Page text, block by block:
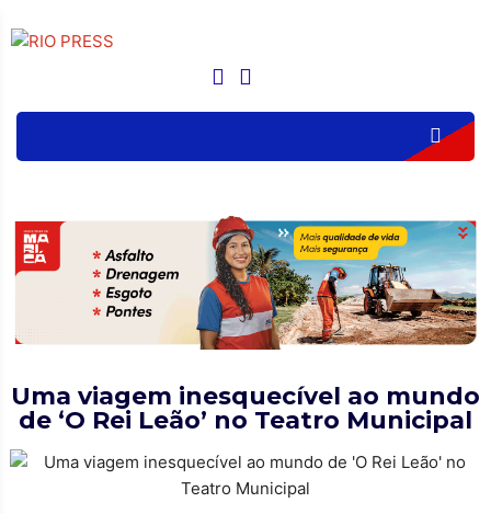
Uma viagem inesquecível ao mundo
de ‘O Rei Leão’ no Teatro Municipal